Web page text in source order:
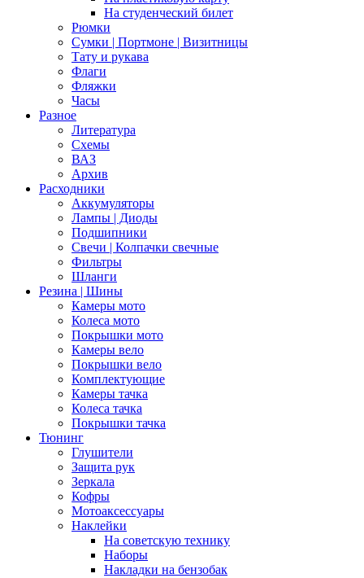
На студенческий билет
Рюмки
Сумки | Портмоне | Визитницы
Тату и рукава
Флаги
Фляжки
Часы
Разное
Литература
Схемы
ВАЗ
Архив
Расходники
Аккумуляторы
Лампы | Диоды
Подшипники
Свечи | Колпачки свечные
Фильтры
Шланги
Резина | Шины
Камеры мото
Колеса мото
Покрышки мото
Камеры вело
Покрышки вело
Комплектующие
Камеры тачка
Колеса тачка
Покрышки тачка
Тюнинг
Глушители
Защита рук
Зеркала
Кофры
Мотоаксессуары
Наклейки
На советскую технику
Наборы
Накладки на бензобак